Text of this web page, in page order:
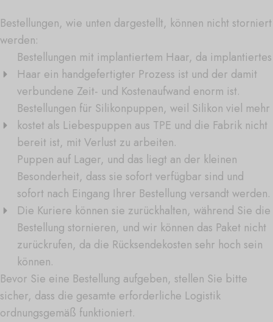
Bestellungen, wie unten dargestellt, können nicht storniert
werden:
Bestellungen mit implantiertem Haar, da implantiertes
Haar ein handgefertigter Prozess ist und der damit
verbundene Zeit- und Kostenaufwand enorm ist.
Bestellungen für Silikonpuppen, weil Silikon viel mehr
kostet als Liebespuppen aus TPE und die Fabrik nicht
bereit ist, mit Verlust zu arbeiten.
Puppen auf Lager, und das liegt an der kleinen
Besonderheit, dass sie sofort verfügbar sind und
sofort nach Eingang Ihrer Bestellung versandt werden.
Die Kuriere können sie zurückhalten, während Sie die
Bestellung stornieren, und wir können das Paket nicht
zurückrufen, da die Rücksendekosten sehr hoch sein
können.
Bevor Sie eine Bestellung aufgeben, stellen Sie bitte
sicher, dass die gesamte erforderliche Logistik
ordnungsgemäß funktioniert.